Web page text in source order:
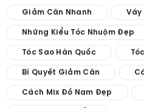
Giảm Cân Nhanh Váy
Những Kiểu Tóc Nhuộm Đẹp
Tóc Sao Hàn Quốc
Bí Quyết Giảm Cân
Cách Mix Đồ Nam Đẹp